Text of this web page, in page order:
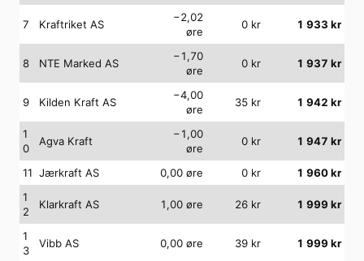
7 Kraftriket AS
−2,02
øre
0 kr 1 933 kr
8 NTE Marked AS
−1,70
øre
0 kr 1 937 kr
9 Kilden Kraft AS
−4,00
øre
35 kr 1 942 kr
1
0
Agva Kraft
−1,00
øre
0 kr 1 947 kr
11 Jærkraft AS 0,00 øre 0 kr 1 960kr
1
2
Klarkraft AS 1,00 øre 26 kr 1 999 kr
1
3
Vibb AS 0,00 øre 39 kr 1 999 kr